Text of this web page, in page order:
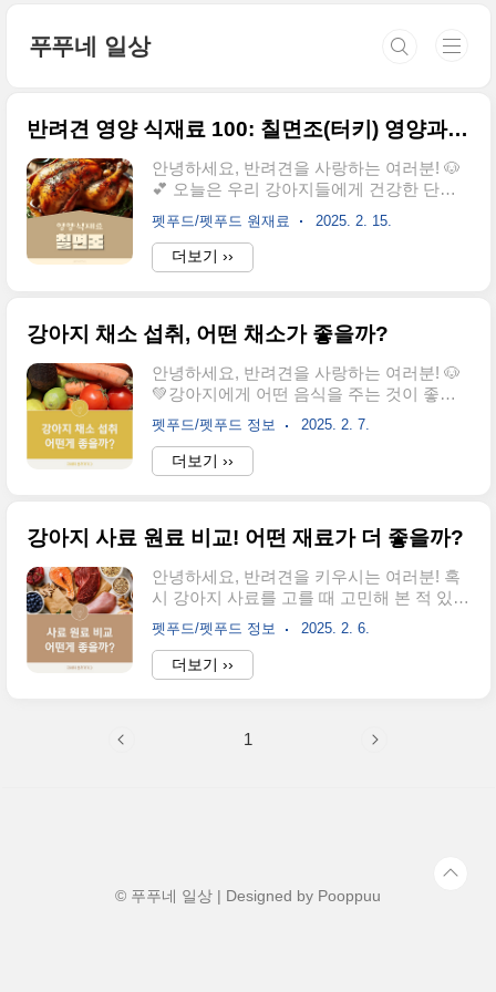
푸푸네 일상
반려견 영양 식재료 100: 칠면조(터키) 영양과 급여 방법
안녕하세요, 반려견을 사랑하는 여러분! 🐶
💕 오늘은 우리 강아지들에게 건강한 단백
질 공급원이 될 수 있는 칠면조(터키)에 대
해 알아보려고 해요. 혹시 반려견의 건강을
위해 좋은 단백질을 찾고 계신가요? 칠면조
는 낮은 지방 함량과 풍부한 영양소를 갖춘
께 살펴볼까요? 😊📋 목차 칠면조의 영양
하는 방법 🦴 칠면조 급여 시 주의할 점 ⚠️
반려견을 위한 칠면조 레시피 🍲 칠면조 vs.
다른 단백질원 비교 🥩 칠면조 관련 자주 묻
는 질문 ❓ 칠면조의 영양 성분과 효능 🍖칠
면조는 단백질이 풍부하면서도 지방 함량이
펫푸드/펫푸드 원재료 2025. 2. 15.
더보기 ››
강아지 채소 섭취, 어떤 채소가 좋을까?
안녕하세요, 반려견을 사랑하는 여러분! 🐶
💚강아지에게 어떤 음식을 주는 것이 좋을
지 고민해 본 적 있으신가요?특히 채소는 강
아지 건강에 도움이 되지만, 모든 채소가 안
전한 것은 아니랍니다.오늘은 강아지에게
좋은 채소와 피해야 할 채소에 대해 알아보
를 먹이는 방법 🍽채소가 강아지 건강에 주
은 채소 🥦강아지에게 채소는 비타민과 섬
유질을 공급하는 훌륭한 건강식이에요!하지
만 어떤 채소가 강아지에게 안전한지 알아
두는 것이 중요해요. 💚채소효과급여 방법
브로콜리 🥦면역력 강화, 항산화 효과소량
펫푸드/펫푸드 정보 2025. 2. 7.
더보기 ››
강아지 사료 원료 비교! 어떤 재료가 더 좋을까?
안녕하세요, 반려견을 키우시는 여러분! 혹
시 강아지 사료를 고를 때 고민해 본 적 있으
신가요? 원료마다 차이가 있고, 어떤 것이
더 좋은지 궁금하실 텐데요. 우리 소중한 강
아지의 건강을 위해 가장 좋은 선택을 하는
것이 중요하죠! 😊그래서 오늘은 강아지 사
사료 성분을 꼼꼼하게 따져보고, 올바른 선
아지 사료 원료를 하나씩 비교해볼까요?
🧐 단백질 원료 비교 🍖 단백질은 강아지의
펫푸드/펫푸드 정보 2025. 2. 6.
더보기 ››
1
© 푸푸네 일상 | Designed by Pooppuu